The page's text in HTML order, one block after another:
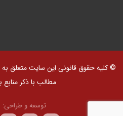
© کلیه حقوق قانونی این سایت متعلق به
مطالب با ذکر منابع
توسعه و طراحی: